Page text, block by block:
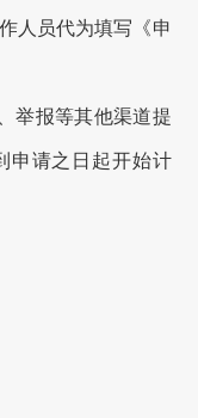
人员代为填写《申
举报等其他渠道提
申请之日起开始计